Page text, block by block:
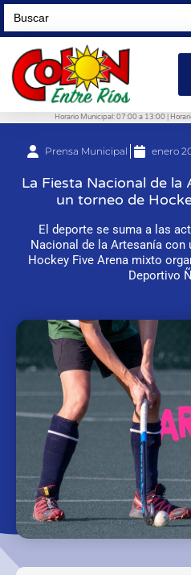
Search
for:
Horario Municipal: 07:00 a 13:00 |
Prensa Municipal enero
La Fiesta Nacional de
un torneo de
El deporte se suma a las
Nacional de la Artesanía
Hockey Five Arena mixto
Deportivo